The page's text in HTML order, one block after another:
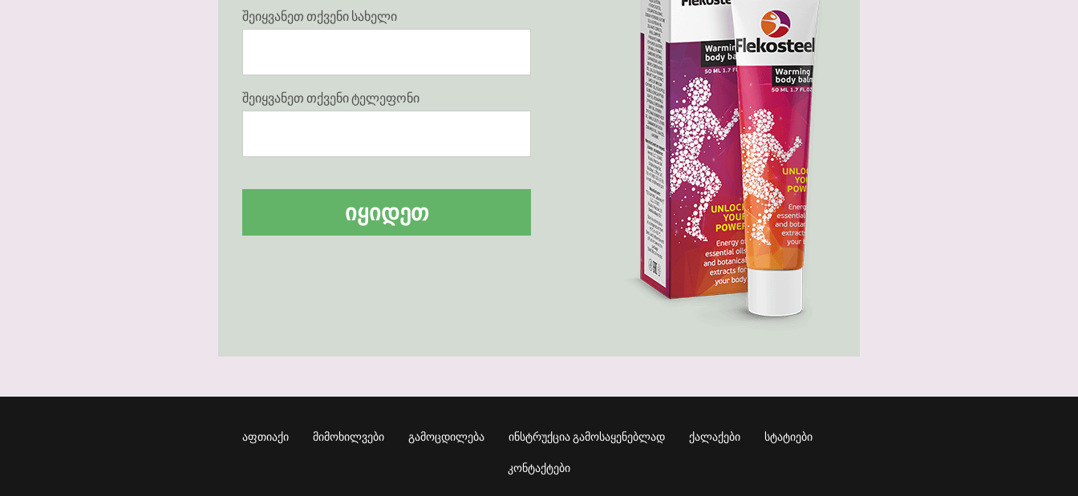
შეიყვანეთ თქვენი სახელი
შეიყვანეთ თქვენი ტელეფონი
ᲘᲧᲘᲓᲔᲗ
ᲐᲤᲗᲘᲐᲥᲘ ᲛᲘᲛᲝᲮᲘᲚᲕᲔᲑᲘ ᲒᲐᲛᲝᲪᲓᲘᲚᲔᲑᲐ ᲘᲜᲡᲢᲠᲣᲥᲪᲘᲐ ᲒᲐᲛᲝᲡᲐᲧᲔᲜᲔᲑᲚᲐᲓ ᲥᲐᲚᲐᲥᲔᲑᲘ ᲡᲢᲐᲢᲘᲔᲑᲘ
ᲙᲝᲜᲢᲐᲥᲢᲔᲑᲘ